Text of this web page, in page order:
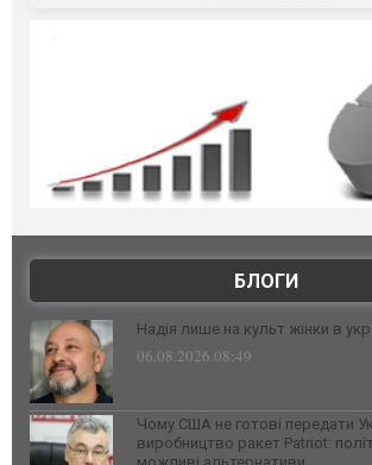
БЛОГИ
Надія лише на культ жінки в
06.08.2026 08:49
Чому США не готові передати
виробництво ракет Patriot: